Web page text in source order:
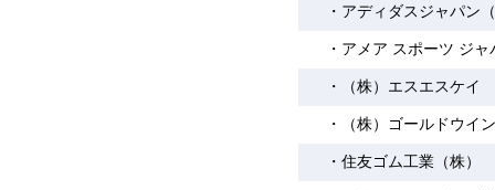
・アディダスジャパン
・アメア スポーツ ジ
・（株）エスエスケイ
・（株）ゴールドウイン
・住友ゴム工業（株）